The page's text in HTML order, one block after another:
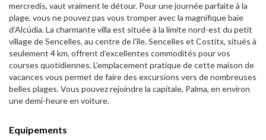
mercredis, vaut vraiment le détour. Pour une journée parfaite à la
plage, vous ne pouvez pas vous tromper avec la magnifique baie
d’Alcúdia. La charmante villa est située à la limite nord-est du petit
village de Sencelles, au centre de l’île. Sencelles et Costitx, situés à
seulement 4 km, offrent d’excellentes commodités pour vos
courses quotidiennes. L’emplacement pratique de cette maison de
vacances vous permet de faire des excursions vers de nombreuses
belles plages. Vous pouvez rejoindre la capitale, Palma, en environ
une demi-heure en voiture.
Equipements